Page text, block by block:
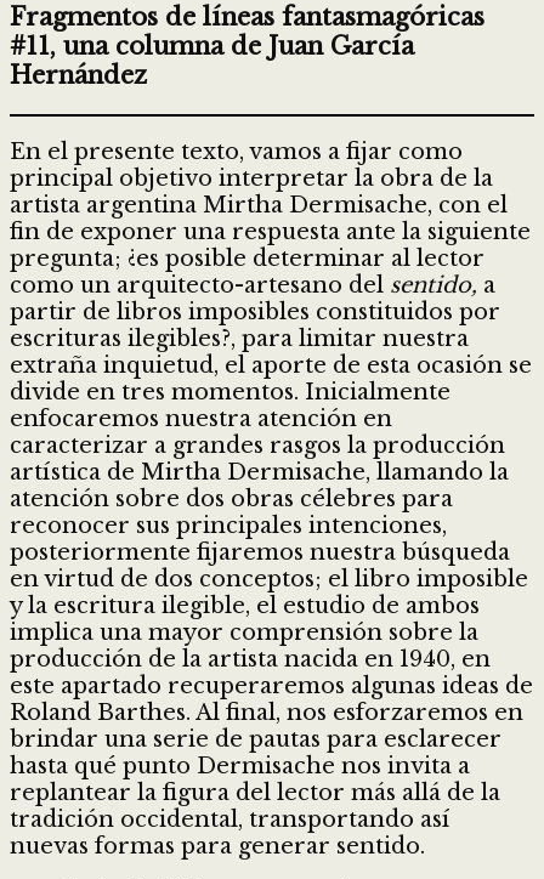
Fragmentos de líneas fantasmagóricas
#11, una columna de Juan García
Hernández
En el presente texto, vamos a fijar como
principal objetivo interpretar la obra de la
artista argentina Mirtha Dermisache, con el
fin de exponer una respuesta ante la siguiente
pregunta; ¿es posible determinar al lector
como un arquitecto-artesano del sentido, a
partir de libros imposibles constituidos por
escrituras ilegibles?, para limitar nuestra
extraña inquietud, el aporte de esta ocasión se
divide en tres momentos. Inicialmente
enfocaremos nuestra atención en
caracterizar a grandes rasgos la producción
artística de Mirtha Dermisache, llamando la
atención sobre dos obras célebres para
reconocer sus principales intenciones,
posteriormente fijaremos nuestra búsqueda
en virtud de dos conceptos; el libro imposible
y la escritura ilegible, el estudio de ambos
implica una mayor comprensión sobre la
producción de la artista nacida en 1940, en
este apartado recuperaremos algunas ideas de
Roland Barthes. Al final, nos esforzaremos en
brindar una serie de pautas para esclarecer
hasta qué punto Dermisache nos invita a
replantear la figura del lector más allá de la
tradición occidental, transportando así
nuevas formas para generar sentido.